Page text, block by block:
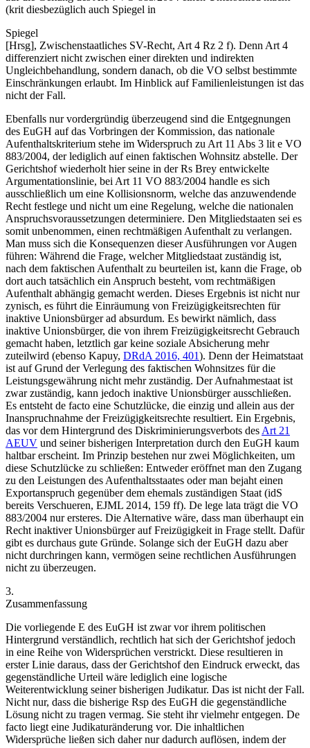
(krit diesbezüglich auch Spiegel in
Spiegel
[Hrsg], Zwischenstaatliches SV-Recht, Art 4 Rz 2 f). Denn Art 4
differenziert nicht zwischen einer direkten und indirekten
Ungleichbehandlung, sondern danach, ob die VO selbst bestimmte
Einschränkungen erlaubt. Im Hinblick auf Familienleistungen ist das
nicht der Fall.
Ebenfalls nur vordergründig überzeugend sind die Entgegnungen
des EuGH auf das Vorbringen der Kommission, das nationale
Aufenthaltskriterium stehe im Widerspruch zu Art 11 Abs 3 lit e VO
883/2004, der lediglich auf einen faktischen Wohnsitz abstelle. Der
Gerichtshof wiederholt hier seine in der Rs Brey entwickelte
Argumentationslinie, bei Art 11 VO 883/2004 handle es sich
ausschließlich um eine Kollisionsnorm, welche das anzuwendende
Recht festlege und nicht um eine Regelung, welche die nationalen
Anspruchsvoraussetzungen determiniere. Den Mitgliedstaaten sei es
somit unbenommen, einen rechtmäßigen Aufenthalt zu verlangen.
Man muss sich die Konsequenzen dieser Ausführungen vor Augen
führen: Während die Frage, welcher Mitgliedstaat zuständig ist,
nach dem faktischen Aufenthalt zu beurteilen ist, kann die Frage, ob
dort auch tatsächlich ein Anspruch besteht, vom rechtmäßigen
Aufenthalt abhängig gemacht werden. Dieses Ergebnis ist nicht nur
zynisch, es führt die Einräumung von Freizügigkeitsrechten für
inaktive Unionsbürger ad absurdum. Es bewirkt nämlich, dass
inaktive Unionsbürger, die von ihrem Freizügigkeitsrecht Gebrauch
gemacht haben, letztlich gar keine soziale Absicherung mehr
zuteilwird (ebenso Kapuy, DRdA 2016, 401). Denn der Heimatstaat
ist auf Grund der Verlegung des faktischen Wohnsitzes für die
Leistungsgewährung nicht mehr zuständig. Der Aufnahmestaat ist
zwar zuständig, kann jedoch inaktive Unionsbürger ausschließen.
Es entsteht de facto eine Schutzlücke, die einzig und allein aus der
Inanspruchnahme der Freizügigkeitsrechte resultiert. Ein Ergebnis,
das vor dem Hintergrund des Diskriminierungsverbots des Art 21
AEUV und seiner bisherigen Interpretation durch den EuGH kaum
haltbar erscheint. Im Prinzip bestehen nur zwei Möglichkeiten, um
diese Schutzlücke zu schließen: Entweder eröffnet man den Zugang
zu den Leistungen des Aufenthaltsstaates oder man bejaht einen
Exportanspruch gegenüber dem ehemals zuständigen Staat (idS
bereits Verschueren, EJML 2014, 159 ff). De lege lata trägt die VO
883/2004 nur ersteres. Die Alternative wäre, dass man überhaupt ein
Recht inaktiver Unionsbürger auf Freizügigkeit in Frage stellt. Dafür
gibt es durchaus gute Gründe. Solange sich der EuGH dazu aber
nicht durchringen kann, vermögen seine rechtlichen Ausführungen
nicht zu überzeugen.
3.
Zusammenfassung
Die vorliegende E des EuGH ist zwar vor ihrem politischen
Hintergrund verständlich, rechtlich hat sich der Gerichtshof jedoch
in eine Reihe von Widersprüchen verstrickt. Diese resultieren in
erster Linie daraus, dass der Gerichtshof den Eindruck erweckt, das
gegenständliche Urteil wäre lediglich eine logische
Weiterentwicklung seiner bisherigen Judikatur. Das ist nicht der Fall.
Nicht nur, dass die bisherige Rsp des EuGH die gegenständliche
Lösung nicht zu tragen vermag. Sie steht ihr vielmehr entgegen. De
facto liegt eine Judikaturänderung vor. Die inhaltlichen
Widersprüche ließen sich daher nur dadurch auflösen, indem der